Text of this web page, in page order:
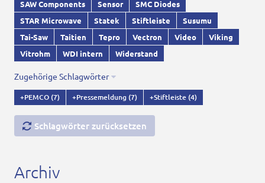
SAW Components
Sensor
SMC Diodes
STAR Microwave
Statek Stiftleiste
Susumu
Tai-Saw
Taitien Tepro Vectron Video
Viking
Vitrohm
WDI intern Widerstand
Zugehörige Schlagwörter
+PEMCO (7) +Pressemeldung (7) +Stiftleiste (4)
Schlagwörter zurücksetzen
Archiv